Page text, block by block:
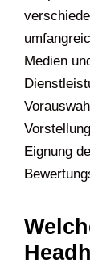
Medien
Eignung